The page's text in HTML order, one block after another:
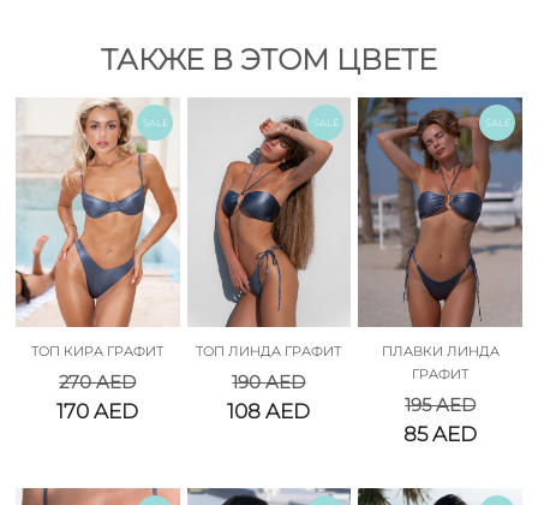
ТАКЖЕ В ЭТОМ ЦВЕТЕ
SALE
ТОП КИРА ГРАФИТ
270AED
170AED
SALE
ТОП ЛИНДА ГРАФИТ
190AED
108AED
SALE
ПЛАВКИ ЛИНДА
ГРАФИТ
195AED
85AED